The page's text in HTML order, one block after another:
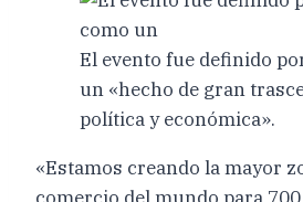
El evento fue definido
un «hecho de gran
política y económica».
«Estamos creando la mayor